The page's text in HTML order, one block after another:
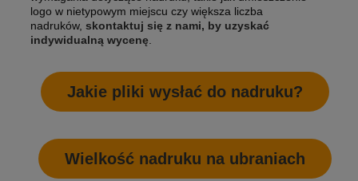
logo w nietypowym miejscu czy większa liczba
nadruków, skontaktuj się z nami, by uzyskać
indywidualną wycenę
Jakie pliki wysłać do nadruku?
Wielkość nadruku na ubraniach